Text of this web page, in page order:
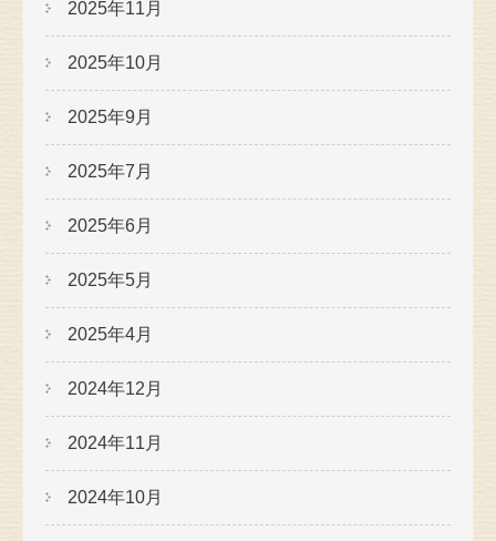
2025年11月
2025年10月
2025年9月
2025年7月
2025年6月
2025年5月
2025年4月
2024年12月
2024年11月
2024年10月